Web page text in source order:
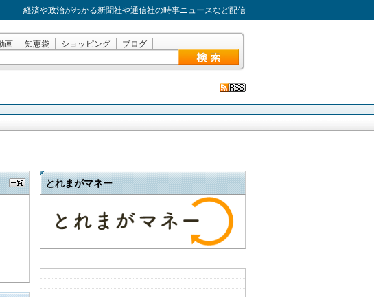
経済や政治がわかる新聞社や通信社の時事ニュースなど配信
画 知恵袋 ショッピング ブログ
とれまがマネー